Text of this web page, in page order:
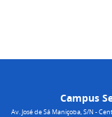
Campus
Av. José de Sá Maniçoba, S/N -